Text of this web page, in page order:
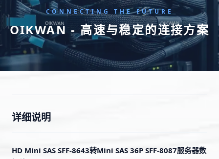
CONNECTING THE FUTURE
OIKWAN - 高速与稳定的连接方案
详细说明
HD Mini SAS SFF-8643转Mini SAS 36P SFF-8087服务器数